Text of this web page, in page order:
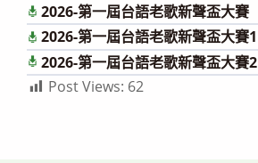
2026-第一屆台語老歌新聲盃大賽
2026-第一屆台語老歌新聲盃大賽1
2026-第一屆台語老歌新聲盃大賽2
Post Views: 62